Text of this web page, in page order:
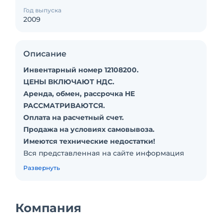
Год выпуска
2009
Описание
Инвентарный номер 12108200.
ЦЕНЫ ВКЛЮЧАЮТ НДС.
Аренда, обмен, рассрочка НЕ
РАССМАТРИВАЮТСЯ.
Оплата на расчетный счет.
Продажа на условиях самовывоза.
Имеются технические недостатки!
Вся представленная на сайте информация
носит информационный характер, не
договора с любым обратившимся лицом.
Развернуть
Компания